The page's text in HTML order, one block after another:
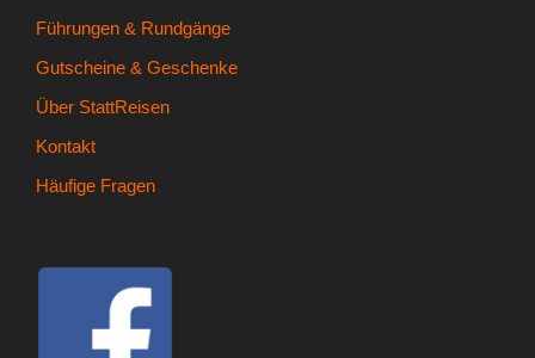
Führungen & Rundgänge
Gutscheine & Geschenke
Über StattReisen
Kontakt
Häufige Fragen